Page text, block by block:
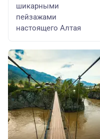
шикарными
пейзажами
настоящего Алтая